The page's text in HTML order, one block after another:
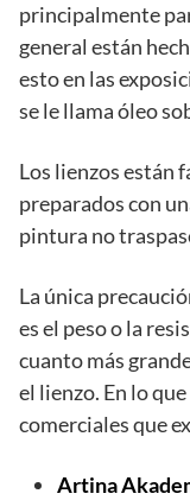
principalmente
general están
esto en las
se le llama óleo
Los lienzos están
preparados con
pintura no
La única
es el peso o la
cuanto más
el lienzo. En lo
comerciales que
Artina